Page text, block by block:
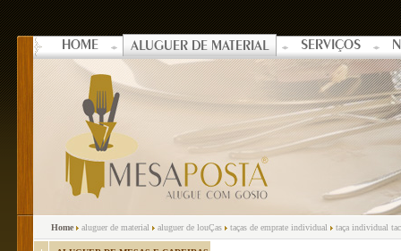
HOME ALUGUER DE MATERIAL SERVIÇOS
Home aluguer de material aluguer de louÇas taças de emprate individual taça individual